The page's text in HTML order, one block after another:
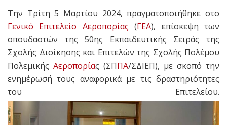
Την Τρίτη 5 Μαρτίου 2024, πραγματοποιήθηκε στο
Γενικό Επιτελείο Αεροπορίας (ΓΕΑ), επίσκεψη των
σπουδαστών της 50ης Εκπαιδευτικής Σειράς της
Σχολής Διοίκησης και Επιτελών της Σχολής Πολέμου
Πολεμικής Αεροπορίας (ΣΠΠΑ/ΣΔΙΕΠ), με σκοπό την
ενημέρωσή τους αναφορικά με τις δραστηριότητες
του Επιτελείου.